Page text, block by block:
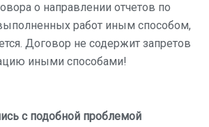
о направлении отчетов по
работ иным способом,
Договор не содержит запретов
иными способами!
с подобной проблемой